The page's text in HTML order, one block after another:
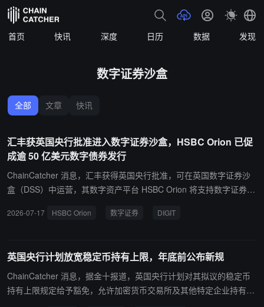
首页 快讯 深度 日历 数据 发现
数字证券沙盒
全部 文章 快讯
汇丰获英国央行批准进入数字证券沙盒，HSBC Orion 已促
成逾 50 亿美元数字债券发行
ChainCatcher 消息，汇丰获得英国央行批准，可在英国数字证券沙
盒（DSS）中运营，其数字资产平台 HSBC Orion 将支持数字证券发
券存管机构运营，并称其为首家获英国央行批准在该沙盒上线的公
Orion 已在全球促成逾 50 亿美元数字债券发行。英国财政部表示，
首笔 DIGIT 交易预计于 2027 年第一季度进行，汇丰与伦敦证券交易
所集团已签署谅解备忘录，以开发支持投资者参与试点发行的连接能
2026-07-17 HSBC Orion 数字证券 DIGIT
英国央行计划放宽稳定币持有上限，年底前公布新规
ChainCatcher 消息，据金十报道，英国央行计划对其拟议的稳定币
持有上限规定给予豁免，允许加密货币交易所及其他特定企业持有更